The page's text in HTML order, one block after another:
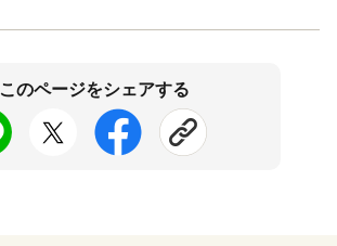
このページをシェアする